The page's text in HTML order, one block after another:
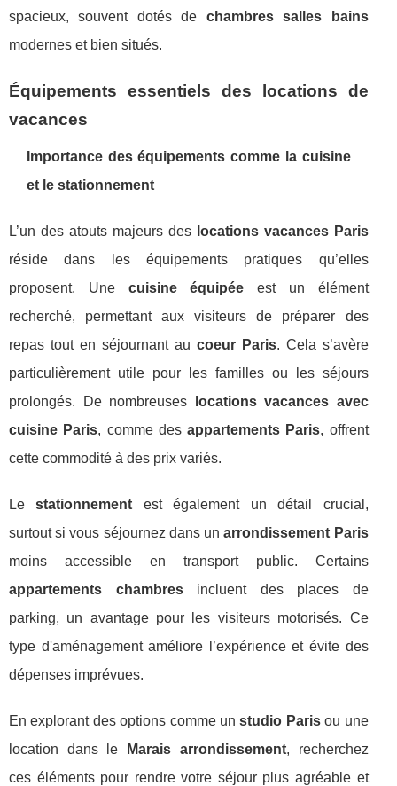
spacieux, souvent dotés de chambres salles bains
modernes et bien situés.
Équipements essentiels des locations de
vacances
Importance des équipements comme la cuisine
et le stationnement
L’un des atouts majeurs des locations vacances Paris
réside dans les équipements pratiques qu’elles
proposent. Une cuisine équipée est un élément
recherché, permettant aux visiteurs de préparer des
repas tout en séjournant au coeur Paris. Cela s’avère
particulièrement utile pour les familles ou les séjours
prolongés. De nombreuses
locations vacances avec
cuisine Paris, comme desappartements Paris, offrent
cette commodité à des prix variés.
Lestationnement est également un détail crucial,
surtout si vous séjournez dans unarrondissement Paris
moins accessible en transport public. Certains
appartements chambresincluent des places de
parking, un avantage pour les visiteurs motorisés. Ce
type d'aménagement améliore l’expérience et évite des
dépenses imprévues.
En explorant des options comme unstudio Parisou une
location dans le
Marais arrondissement, recherchez
ces éléments pour rendre votre séjour plus agréable et